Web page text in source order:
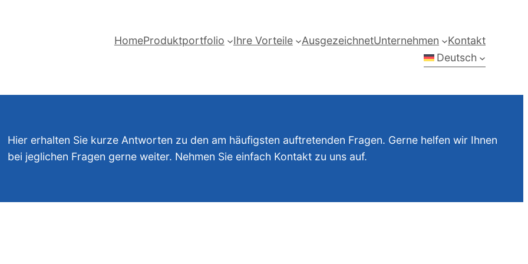
HomeProduktportfolio Ihre Vorteile AusgezeichnetUnternehmen
Kontakt
Deutsch
Hier erhalten Sie kurze Antworten zu den am häufigsten auftretenden Fragen. Gerne helfen wir Ihnen
bei jeglichen Fragen gerne weiter. Nehmen Sie einfach Kontakt zu uns auf.